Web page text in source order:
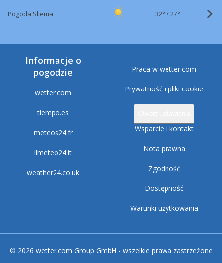
Pogoda Sliema 32° /27°
Informacje o
pogodzie
wetter.com
tiempo.es
meteos24.fr
ilmeteo24.it
weather24.co.uk
Praca w wetter.com
Prywatność i pliki cookie
Wsparcie i kontakt
Nota prawna
Zgodność
Dostępność
Warunki użytkowania
© 2026 wetter.com Group GmbH - wszelkie prawa zastrzeżone